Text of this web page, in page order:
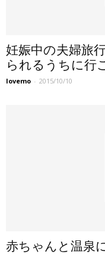
妊娠中の夫婦旅
られるうちに行
lovemo - 2015/10/10
赤ちゃんと温泉